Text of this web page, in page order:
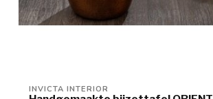
INVICTA INTERIOR